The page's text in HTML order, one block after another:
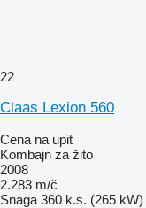
22
Claas Lexion 560
Cena na upit
Kombajn za žito
2008
2.283 m/č
Snaga 360 k.s. (265 kW)